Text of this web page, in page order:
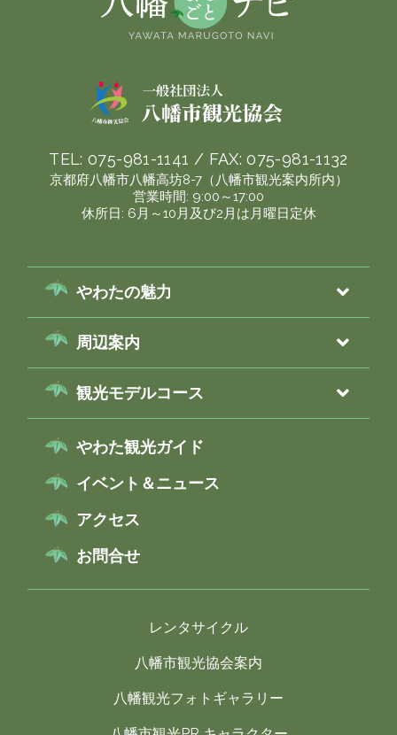
TEL:075-981-1141 / FAX:075-981-1132
京都府八幡市八幡高坊8-7（八幡市観光案内所内）
営業時間: 9:00～17:00
休所日: 6月～10月及び2月は月曜日定休
やわたの魅力
周辺案内
観光モデルコース
やわた観光ガイド
イベント＆ニュース
アクセス
お問合せ
レンタサイクル
八幡市観光協会案内
八幡観光フォトギャラリー